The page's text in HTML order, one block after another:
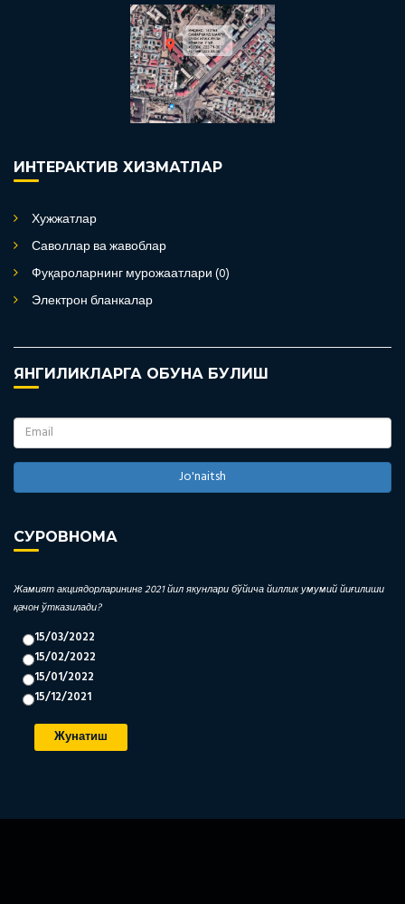
ИНТЕРАКТИВ ХИЗМАТЛАР
Хужжатлар
Саволлар ва жавоблар
Фуқароларнинг мурожаатлари (0)
Электрон бланкалар
ЯНГИЛИКЛАРГА ОБУНА БУЛИШ
Jo'naitsh
СУРОВНОМА
Жамият акциядорларининг 2021 йил якунлари бўйича йиллик умумий йиғилиши
қачон ўтказилади?
15/03/2022
15/02/2022
15/01/2022
15/12/2021